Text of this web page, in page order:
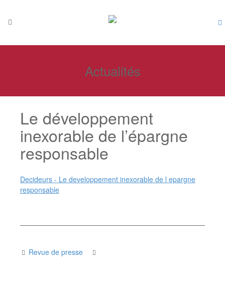
Actualités
Le développement
inexorable de l’épargne
responsable
Decideurs - Le developpement inexorable de l epargne
responsable
Revue de presse